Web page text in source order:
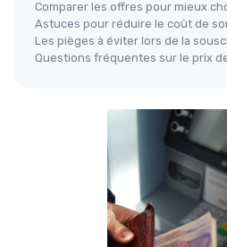
Comparer les offres pour mieux
Astuces pour réduire le coût de
Les pièges à éviter lors de la
Questions fréquentes sur le prix